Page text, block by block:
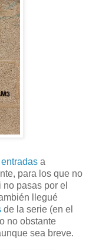
a
para los que no
pasas por el
llegué
de la serie (en el
no obstante
sea breve.